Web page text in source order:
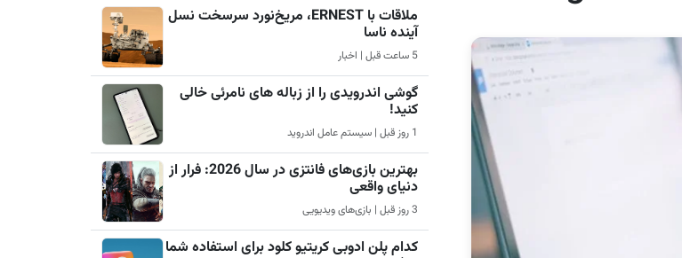
ملاقات با ERNEST، مریخ‌نورد سرسخت نسل
آینده ناسا
5 ساعت قبل | اخبار
گوشی اندرویدی را از زباله های نامرئی خالی
کنید!
1 روز قبل | سیستم عامل اندروید
بهترین بازی‌های فانتزی در سال 2026: فرار از
دنیای واقعی
3 روز قبل | بازی‌های ویدیویی
کدام پلن ادوبی کریتیو کلود برای استفاده شما